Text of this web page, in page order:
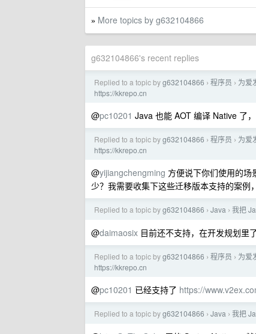
» More topics by g632104866
g632104866's recent replies
Replied to a topic byg632104866 › 程序员 › 为爱
https://kkrepo.cn
@pc10201 Java 也能 AOT 编译 Native 了
Replied to a topic byg632104866 › 程序员 › 为爱
https://kkrepo.cn
@yijiangchengming 方便说下你们使用的
少？我需要收集下这些迁移版本支持的案例
Replied to a topic byg632104866 › Java › 我把
@daimaosix 目前还不支持，在开发规划里了
Replied to a topic byg632104866 › 程序员 › 为爱
https://kkrepo.cn
@pc10201 已经支持了 https://
Replied to a topic byg632104866 › Java › 我把